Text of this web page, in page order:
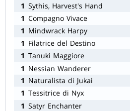
1 Sythis, Harvest's Hand
1 Compagno Vivace
1 Mindwrack Harpy
1 Filatrice del Destino
1 Tanuki Maggiore
1 Nessian Wanderer
1 Naturalista di Jukai
1 Tessitrice di Nyx
1 Satyr Enchanter